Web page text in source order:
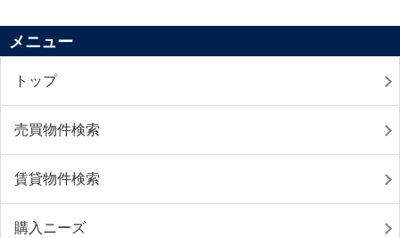
メニュー
トップ
売買物件検索
賃貸物件検索
購入ニーズ